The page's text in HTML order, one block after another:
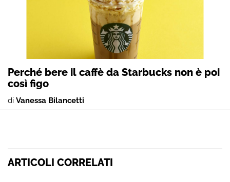
Perché bere il caffè da Starbucks non è poi
così figo
di Vanessa Bilancetti
ARTICOLI CORRELATI